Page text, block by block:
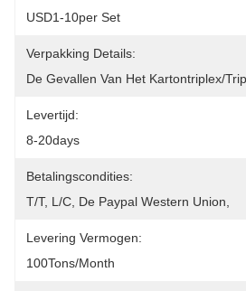
USD1-10per Set
Verpakking Details:
De Gevallen Van Het Kartontriplex/
Levertijd:
8-20days
Betalingscondities:
T/T, L/C, De Paypal Western Union,
Levering Vermogen:
100Tons/Month